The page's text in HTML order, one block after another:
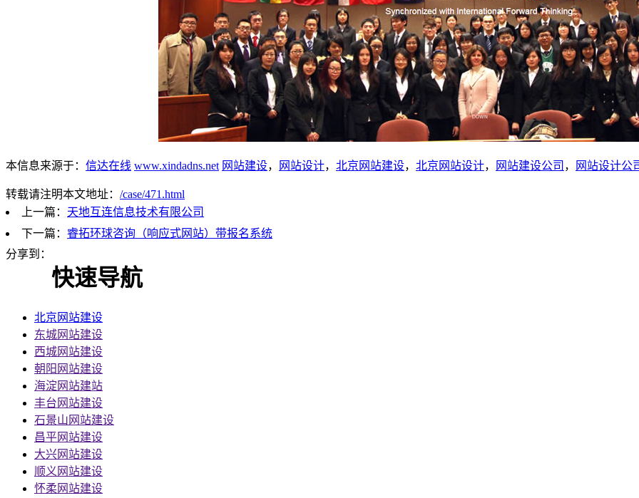
本信息来源于： 信达在线 www.xindadns.net 网站建设， 网站设计， 北京网站建设， 北京网站设计， 网站建设公司 ， 网站设计公
转载请注明本文地址： /case/471.html
上一篇： 天地互连信息技术有限公司
下一篇： 睿拓环球咨询（响应式网站）带报名系统
分享到：
快速导航
北京网站建设
东城网站建设
西城网站建设
朝阳网站建设
海淀网站建站
丰台网站建设
石景山网站建设
昌平网站建设
大兴网站建设
顺义网站建设
怀柔网站建设